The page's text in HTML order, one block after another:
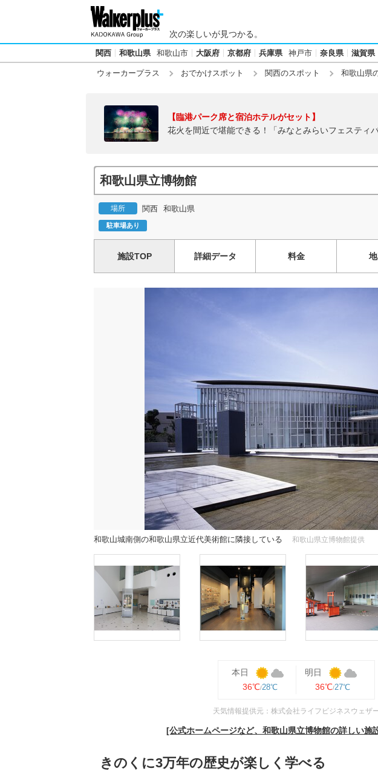
次の楽しいが見つかる。
関西 和歌山県 和歌山市 大阪府 京都府 兵庫県 神戸市 奈良県 滋賀県
ウォーカープラス おでかけスポット 関西のスポット 和歌山県
【臨港パーク席と宿泊ホテルがセット】
花火を間近で堪能できる！「みなとみらいフェスティ
和歌山県立博物館
場所 関西 和歌山県
駐車場あり
施設TOP 詳細データ 料金
和歌山城南側の和歌山県立近代美術館に隣接している 和歌山県立博物館提供
本日
36℃ 28℃
明日
36℃ 27℃
天気情報提供元：株式会社ライフビジネスウェザ
[公式ホームページなど、和歌山県立博物館の詳しい施
きのくに3万年の歴史が楽しく学べる